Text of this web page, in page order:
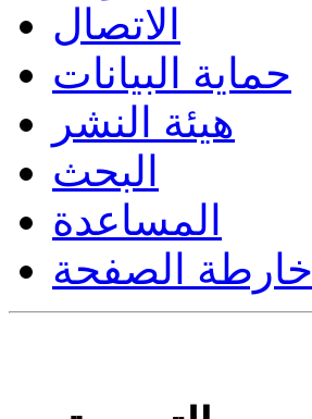
الاتصال
حماية البيانات
هيئة النشر
البحث
المساعدة
خارطة الصفحة